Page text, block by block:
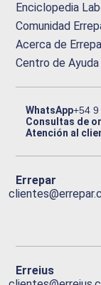
Enciclopedia
Comunidad
Acerca de
Centro de Ayuda
WhatsApp+54
Consultas de
Atención al
Errepar
Erreius